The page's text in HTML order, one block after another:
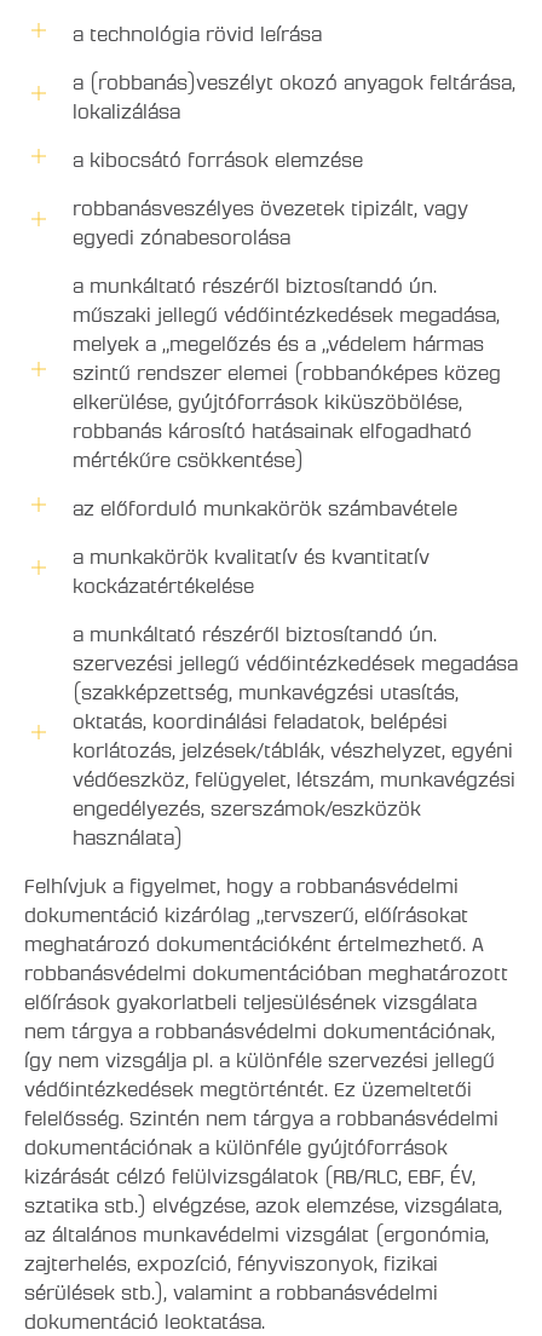
a technológia rövid leírása
a (robbanás)veszélyt okozó anyagok feltárása,
lokalizálása
a kibocsátó források elemzése
robbanásveszélyes övezetek tipizált, vagy
egyedi zónabesorolása
a munkáltató részéről biztosítandó ún.
műszaki jellegű védőintézkedések megadása,
melyek a „megelőzés és a „védelem hármas
szintű rendszer elemei (robbanóképes közeg
elkerülése, gyújtóforrások kiküszöbölése,
robbanás károsító hatásainak elfogadható
mértékűre csökkentése)
az előforduló munkakörök számbavétele
a munkakörök kvalitatív és kvantitatív
kockázatértékelése
a munkáltató részéről biztosítandó ún.
szervezési jellegű védőintézkedések megadása
(szakképzettség, munkavégzési utasítás,
oktatás, koordinálási feladatok, belépési
korlátozás, jelzések/táblák, vészhelyzet, egyéni
védőeszköz, felügyelet, létszám, munkavégzési
engedélyezés, szerszámok/eszközök
használata)
Felhívjuk a figyelmet, hogy a robbanásvédelmi
dokumentáció kizárólag „tervszerű, előírásokat
meghatározó dokumentációként értelmezhető. A
robbanásvédelmi dokumentációban meghatározott
előírások gyakorlatbeli teljesülésének vizsgálata
nem tárgya a robbanásvédelmi dokumentációnak,
így nem vizsgálja pl. a különféle szervezési jellegű
védőintézkedések megtörténtét. Ez üzemeltetői
felelősség. Szintén nem tárgya a robbanásvédelmi
dokumentációnak a különféle gyújtóforrások
kizárását célzó felülvizsgálatok (RB/RLC, EBF, ÉV,
sztatika stb.) elvégzése, azok elemzése, vizsgálata,
az általános munkavédelmi vizsgálat (ergonómia,
zajterhelés, expozíció, fényviszonyok, fizikai
sérülések stb.), valamint a robbanásvédelmi
dokumentáció leoktatása.